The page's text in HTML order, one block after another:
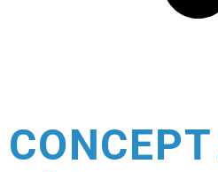
CONCEPT